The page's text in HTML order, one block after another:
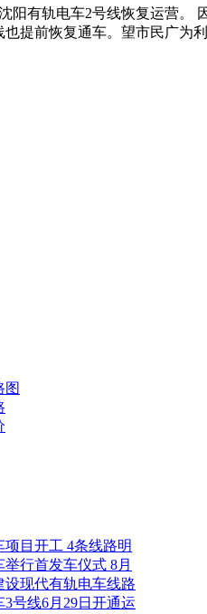
阳有轨电车2号线恢复运营。
也提前恢复通车。望市民广为
图
目开工 4条线路明
行首发车仪式 8月
设现代有轨电车线路
号线6月29日开通运